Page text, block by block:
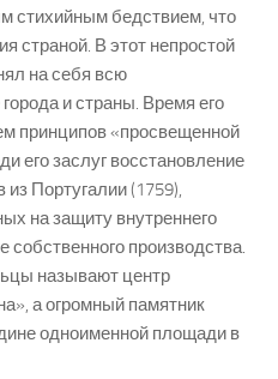
стихийным бедствием, что
страной. В этот непростой
на себя всю
и страны. Время его
принципов «просвещенной
его заслуг восстановление
из Португалии (1759),
на защиту внутреннего
производства.
называют центр
а огромный памятник
одноименной площади в